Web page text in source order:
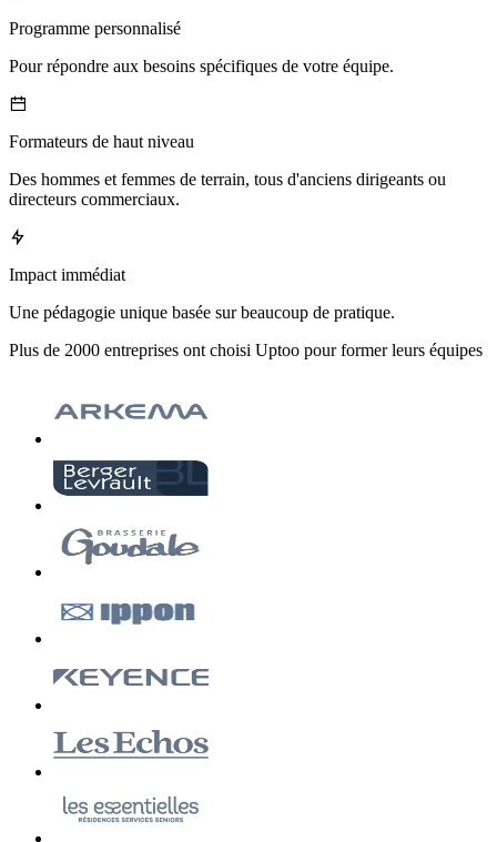
Programme personnalisé
Pour répondre aux besoins spécifiques de votre équipe.
Formateurs de haut niveau
Des hommes et femmes de terrain, tous d'anciens dirigeants ou
directeurs commerciaux.
Impact immédiat
Une pédagogie unique basée sur beaucoup de pratique.
Plus de 2000 entreprises ont choisi Uptoo pour former leurs équipes